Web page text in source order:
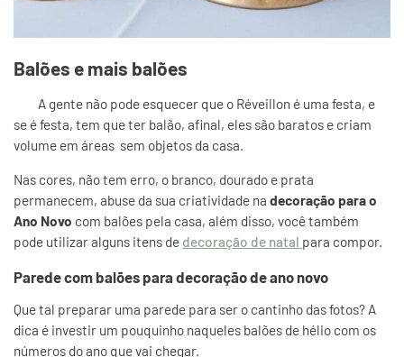
Balões e mais balões
A gente não pode esquecer que o Réveillon é uma festa, e
se é festa, tem que ter balão, afinal, eles são baratos e criam
volume em áreas sem objetos da casa.
Nas cores, não tem erro, o branco, dourado e prata
permanecem, abuse da sua criatividade na decoração para o
Ano Novo com balões pela casa, além disso, você também
pode utilizar alguns itens de decoração de natal para compor.
Parede com balões para decoração de ano novo
Que tal preparar uma parede para ser o cantinho das fotos? A
dica é investir um pouquinho naqueles balões de hélio com os
números do ano que vai chegar.